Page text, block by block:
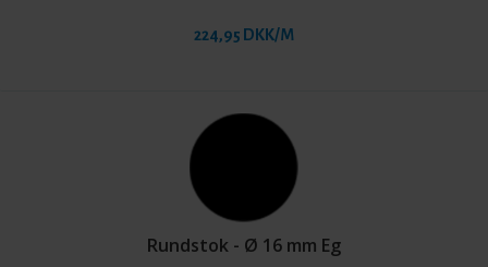
224,95 DKK/M
Rundstok - Ø 16 mm Eg